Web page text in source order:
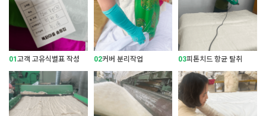
01고객 고유식별표 작성 02커버 분리작업 03피톤치드 항균 탈취